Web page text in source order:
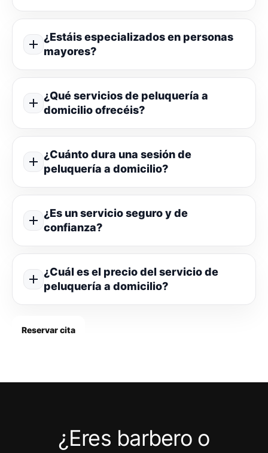
¿Estáis especializados en personas
mayores?
¿Qué servicios de peluquería a
domicilio ofrecéis?
¿Cuánto dura una sesión de
peluquería a domicilio?
¿Es un servicio seguro y de
confianza?
¿Cuál es el precio del servicio de
peluquería a domicilio?
Reservar cita
¿Eres barbero o